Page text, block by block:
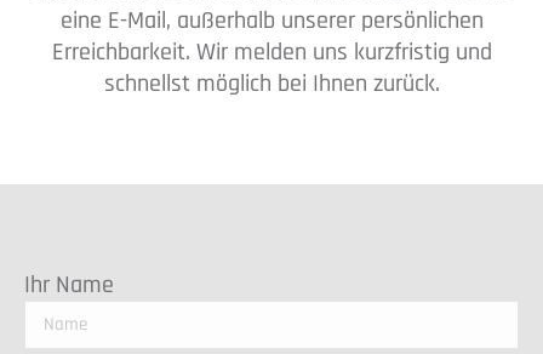
eine E-Mail, außerhalb unserer persönlichen
Erreichbarkeit. Wir melden uns kurzfristig und
schnellst möglich bei Ihnen zurück.
Ihr Name